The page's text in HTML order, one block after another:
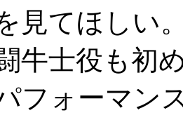
見てほしい
牛士役も初
フォーマン